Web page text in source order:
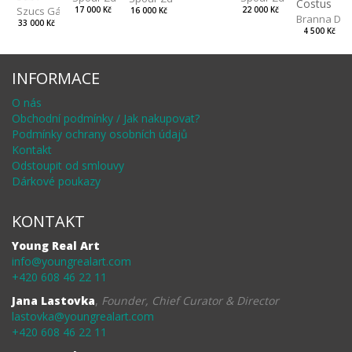
Szucs Gábor
33 000 Kč
17 000 Kč 16 000 Kč 22 000 Kč Costus
Branna
4 500 Kč
INFORMACE
O nás
Obchodní podmínky / Jak nakupovat?
Podmínky ochrany osobních údajů
Kontakt
Odstoupit od smlouvy
Dárkové poukazy
KONTAKT
Young Real Art
info@youngrealart.com
+420 608 46 22 11
Jana Lastovka, Founder, Chief Curator & Director
lastovka@youngrealart.com
+420 608 46 22 11